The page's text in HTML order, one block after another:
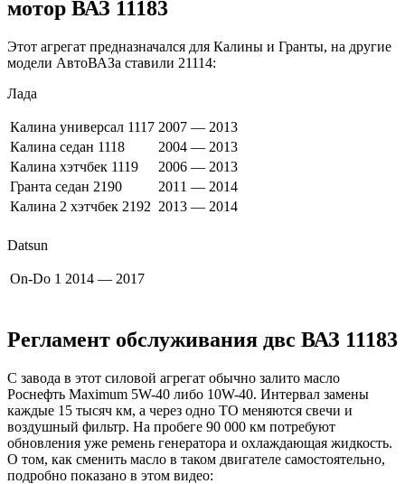
мотор ВАЗ 11183
Этот агрегат предназначался для Калины и Гранты, на другие
модели АвтоВАЗа ставили 21114:
Лада
Калина универсал 1117 2007 — 2013
Калина седан 1118
2004 — 2013
Калина хэтчбек 1119
2006 — 2013
Гранта седан 2190
2011 — 2014
Калина 2 хэтчбек 2192 2013 — 2014
Datsun
On-Do 1 2014 — 2017
Регламент обслуживания двс ВАЗ 11183
С завода в этот силовой агрегат обычно залито масло
Роснефть Maximum 5W-40 либо 10W-40. Интервал замены
каждые 15 тысяч км, а через одно ТО меняются свечи и
воздушный фильтр. На пробеге 90 000 км потребуют
обновления уже ремень генератора и охлаждающая жидкость.
О том, как сменить масло в таком двигателе самостоятельно,
подробно показано в этом видео: